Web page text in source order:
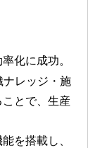
化に成功。
レッジ・施
とで、生産
を搭載し、